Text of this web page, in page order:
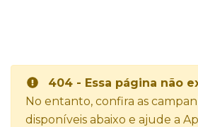
404 - Essa página não
No entanto, confira as
disponíveis abaixo e ajude a